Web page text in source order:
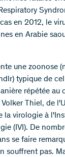
en 2012, le
en Arabie
une zoonose
typique de
répétée au
Thiel, de
la virologie à
(IVI). De
se faire
souffrent pas.